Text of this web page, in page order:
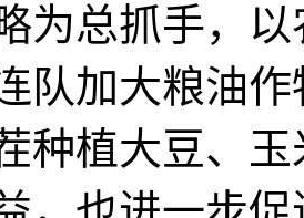
为总抓手，
队加大粮油
种植大豆、